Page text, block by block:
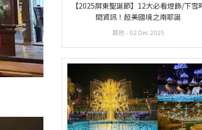
【2025屏東聖誕節】12大必看燈飾/下雪
間資訊！超美國境之南耶誕
其他 - 02 Dec 2025